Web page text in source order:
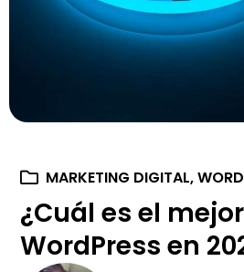
MARKETING DIGITAL,
¿Cuál es el
WordPress en